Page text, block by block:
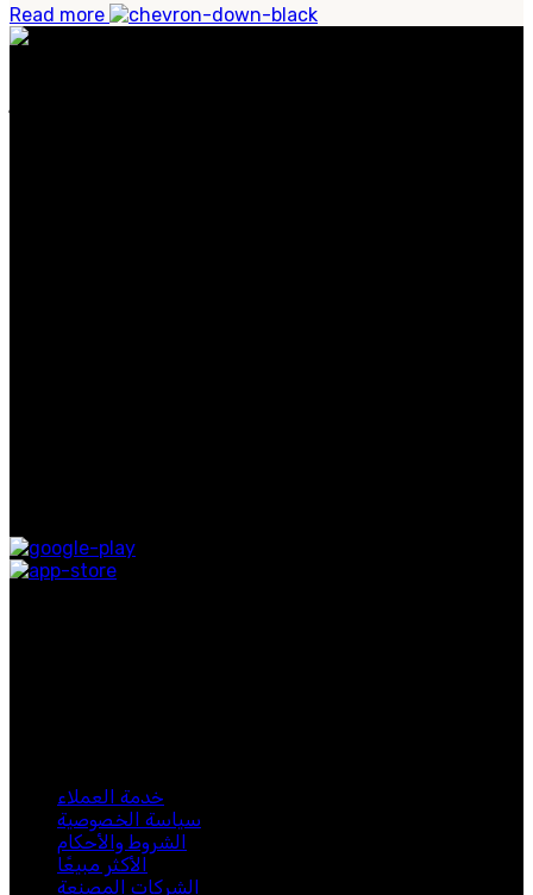
Read more
خدمة العملاء
سياسة الخصوصية
الشروط والأحكام
الأكثر مبيعًا
الشركات المصنعة